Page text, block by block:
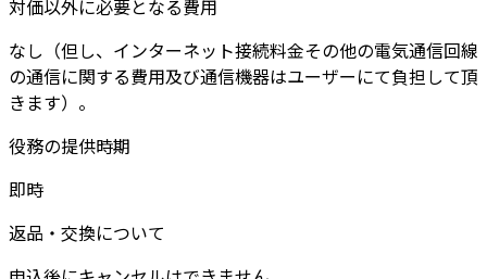
対価以外に必要となる費用
なし（但し、インターネット接続料金その他の電気通信回線
の通信に関する費用及び通信機器はユーザーにて負担して頂
きます）。
役務の提供時期
即時
返品・交換について